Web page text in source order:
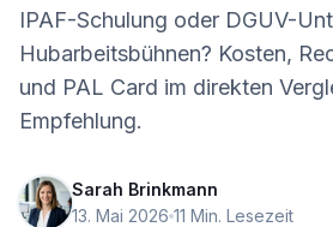
IPAF-Schulung oder DGUV-
Hubarbeitsbühnen? Kosten,
und PAL Card im direkten
Empfehlung.
Sarah Brinkmann
13. Mai 2026 11 Min. Lesezeit